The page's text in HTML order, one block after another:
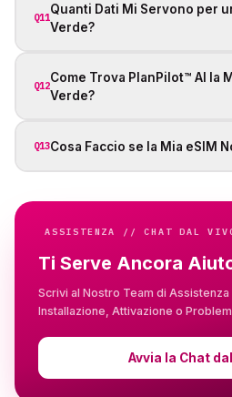
Q11
Quanti Dati Mi Servono per
Verde?
Q12
Come Trova PlanPilot™ AI la
Verde?
Q13Cosa Faccio se la Mia eSIM
ASSISTENZA // CHAT DAL
Ti Serve Ancora
Scrivi al Nostro Team di
Installazione, Attivazione o
Avvia la Chat